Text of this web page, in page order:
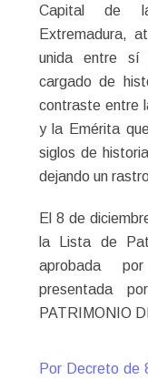
Capital de
Extremadura,
unida entre sí
cargado de
contraste entre
y la Emérita
siglos de
dejando un
El 8 de
la Lista de
aprobada
presentada
PATRIMONIO
Por Decreto de